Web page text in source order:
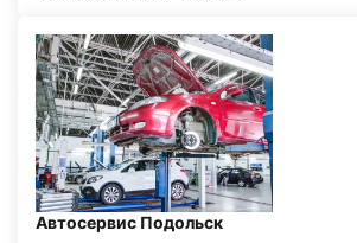
Автосервис Подольск